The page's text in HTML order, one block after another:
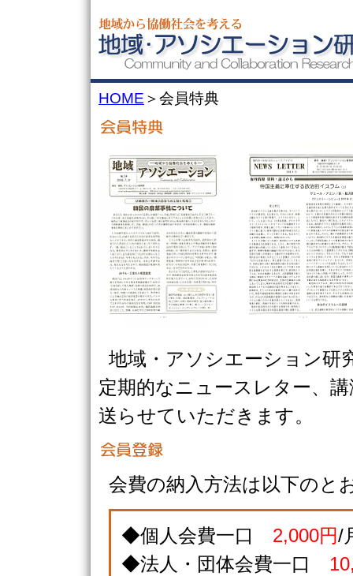
HOME ＞会員特典
地域・アソシエーション研
定期的なニュースレター、
送らせていただきます。
会費の納入方法は以下のと
◆個人会費一口 2,000円/
◆法人・団体会費一口